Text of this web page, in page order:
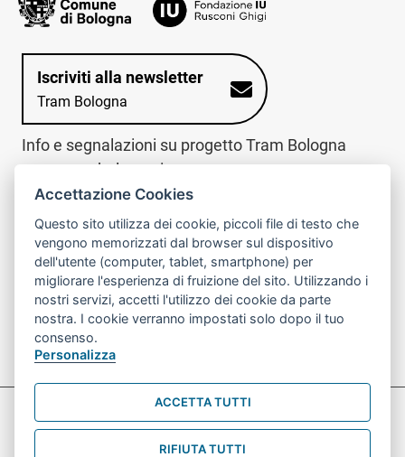
Iscriviti alla newsletter
Tram Bologna
Info e segnalazioni su progetto Tram Bologna
www.trambologna.it
trova infopoint sulla mappa interattiva
Trova l'infopoint
più vicino
telefona al call center
Chiama il call
center
800078611
Contatto cantiere per emergenze nei giorni festivi
o nelle ore notturne:366 65 36 063
Preferenze Cookie prova
Informativa sul trattamento dei dati personali
Accettazione Cookies
Questo sito utilizza dei cookie, piccoli file di testo che
vengono memorizzati dal browser sul dispositivo
dell'utente (computer, tablet, smartphone) per
migliorare l'esperienza di fruizione del sito. Utilizzando i
nostri servizi, accetti l'utilizzo dei cookie da parte
nostra. I cookie verranno impostati solo dopo il tuo
consenso.
Personalizza
ACCETTA TUTTI
RIFIUTA TUTTI